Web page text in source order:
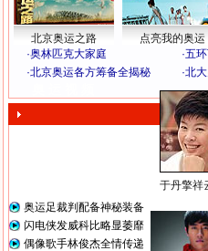
北京奥运之路 点亮我的奥运
·奥林匹克大家庭 ·五
·北京奥运各方筹备全揭秘 ·北
于丹擎祥
奥运足裁判配备神秘装备
闪电侠发威科比略显萎靡
偶像歌手林俊杰全情传递